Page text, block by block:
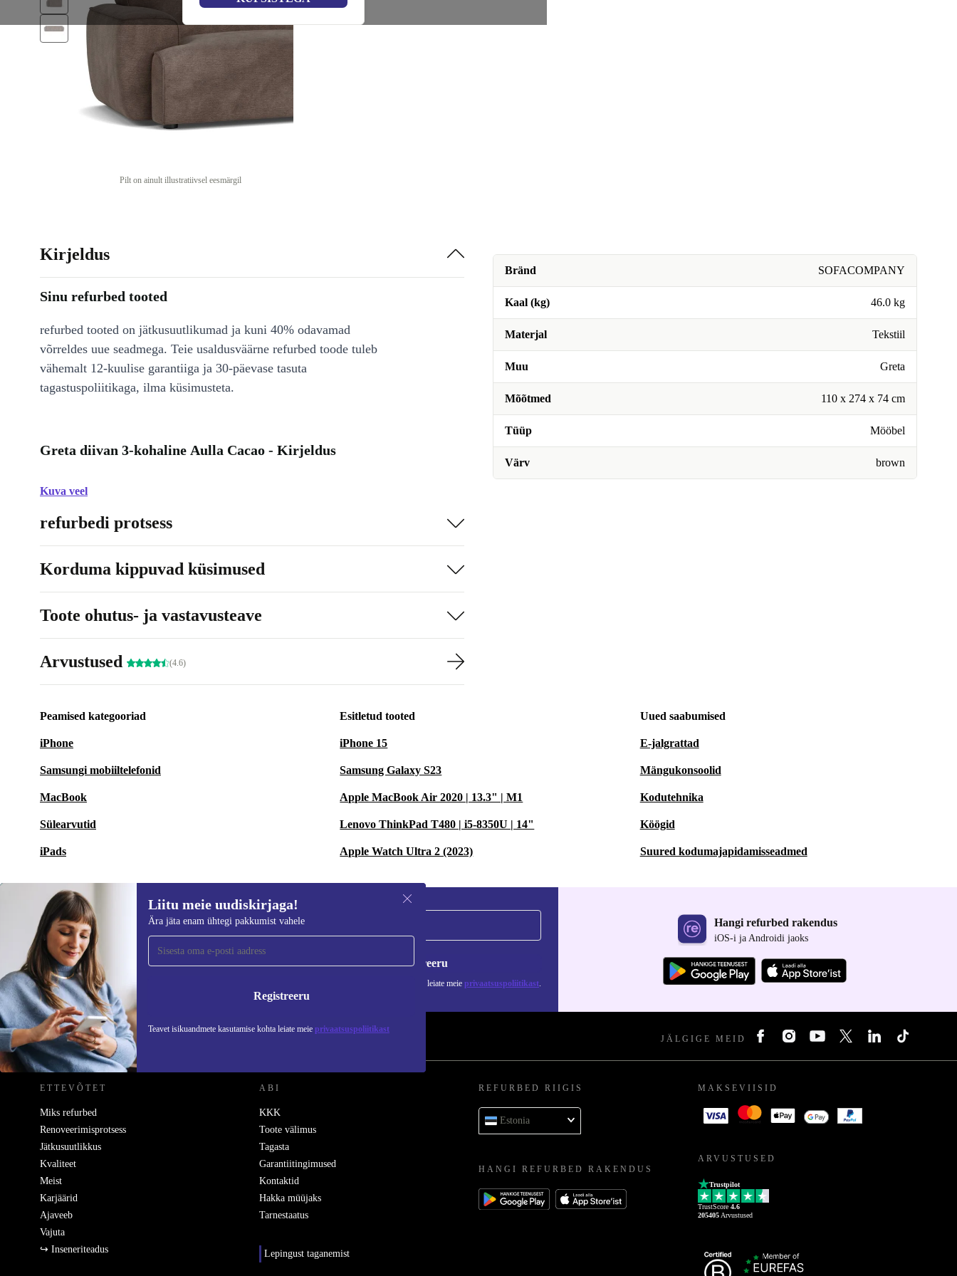
Pilt on ainult illustratiivsel eesmärgil
Bränd SOFACOMPANY
Kaal (kg) 46.0 kg
Materjal Tekstiil
Muu Greta
Mõõtmed 110 x 274 x 74 cm
Tüüp Mööbel
Värv brown
Kirjeldus
Sinu refurbed tooted
refurbed tooted on jätkusuutlikumad ja kuni 40% odavamad
võrreldes uue seadmega. Teie usaldusväärne refurbed toode tuleb
vähemalt 12-kuulise garantiiga ja 30-päevase tasuta
tagastuspoliitikaga, ilma küsimusteta.
Greta diivan 3-kohaline Aulla Cacao - Kirjeldus
Kuva veel
refurbedi protsess
Korduma kippuvad küsimused
Toote ohutus- ja vastavusteave
Arvustused (4.6)
Peamised kategooriad
iPhone
Samsungi mobiiltelefonid
MacBook
Sülearvutid
iPads
Esitletud tooted
iPhone 15
Samsung Galaxy S23
Apple MacBook Air 2020 | 13.3" | M1
Lenovo ThinkPad T480 | i5-8350U | 14"
Apple Watch Ultra 2 (2023)
Uued saabumised
E-jalgrattad
Mängukonsoolid
Kodutehnika
Köögid
Suured kodumajapidamisseadmed
Liitu meie uudiskirjaga!
Ära jäta enam ühtegi pakkumist vahele
Registreeru
Teavet isikuandmete kasutamise kohta leiate meie privaatsuspoliitikast
Liitu meie uudiskirjaga!
Ära jäta enam ühtegi pakkumist vahele. Registreeru
Teavet isikuandmete kasutamise kohta leiate meie privaatsuspoliitikast.
Hangi refurbed rakendus
iOS-i ja Androidi jaoks
REFURBED EESTI - RETHINK NEW. JÄLGIGE MEID
ETTEVÕTET
Miks refurbed
Renoveerimisprotsess
Jätkusuutlikkus
Kvaliteet
Meist
Karjäärid
Ajaveeb
Vajuta
↪ Inseneriteadus
ABI
KKK
Toote välimus
Tagasta
Garantiitingimused
Kontaktid
Hakka müüjaks
Tarnestaatus
Lepingust taganemist
REFURBED RIIGIS
Estonia
HANGI REFURBED RAKENDUS
MAKSEVIISID
ARVUSTUSED
Trustpilot
TrustScore 4.6
205405 Arvustused